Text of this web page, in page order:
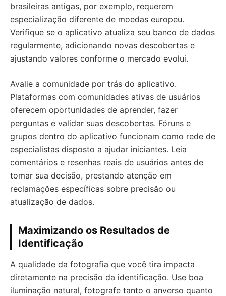
brasileiras antigas, por exemplo, requerem
especialização diferente de moedas europeu.
Verifique se o aplicativo atualiza seu banco de dados
regularmente, adicionando novas descobertas e
ajustando valores conforme o mercado evolui.
Avalie a comunidade por trás do aplicativo.
Plataformas com comunidades ativas de usuários
oferecem oportunidades de aprender, fazer
perguntas e validar suas descobertas. Fóruns e
grupos dentro do aplicativo funcionam como rede de
especialistas disposto a ajudar iniciantes. Leia
comentários e resenhas reais de usuários antes de
tomar sua decisão, prestando atenção em
reclamações específicas sobre precisão ou
atualização de dados.
Maximizando os Resultados de
Identificação
A qualidade da fotografia que você tira impacta
diretamente na precisão da identificação. Use boa
iluminação natural, fotografe tanto o anverso quanto